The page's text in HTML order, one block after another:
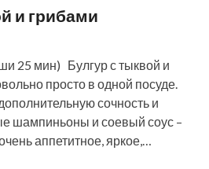
и грибами
25 мин) Булгур с тыквой и
просто в одной посуде.
сочность и
шампиньоны и соевый соус –
аппетитное, яркое,…